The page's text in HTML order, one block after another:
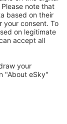
cabane,
eSky